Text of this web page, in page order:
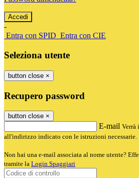
-
Entra con SPID Entra con CIE
Seleziona utente
button close ×
Recupero password
button close ×
E-mail Verrà
all'indirizzo indicato con le istruzioni necessarie.
Non hai una e-mail associata al nome utente?
tramite la Login Spaggiari